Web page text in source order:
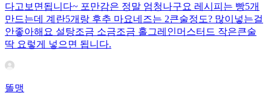
다고보면됩니다~ 포만감은 정말 엄청나구요 레시피는 빵5개
만드는데 계란5개랑 후추 마요네즈는 2큰술정도? 많이넣는걸
안좋아해요 설탕조금 소금조금 홀그레인머스터드 작은큰술
딱 요렇게 넣으면 됩니다.
똘맹